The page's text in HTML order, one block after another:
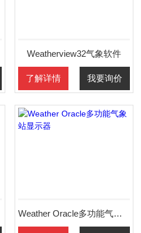
Weatherview32气象软件
了解详情 我要询价
Weather Oracle多功能气象站显示器